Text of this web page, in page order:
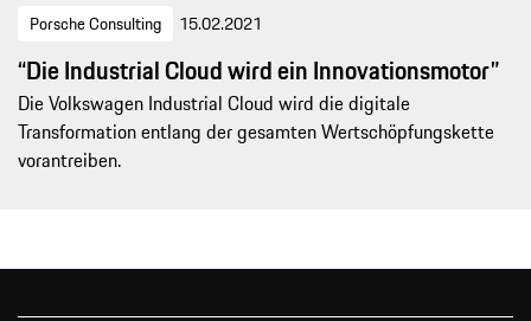
Porsche Consulting 15.02.2021
“Die Industrial Cloud wird ein Innovationsmotor”
Die Volkswagen Industrial Cloud wird die digitale
Transformation entlang der gesamten Wertschöpfungskette
vorantreiben.